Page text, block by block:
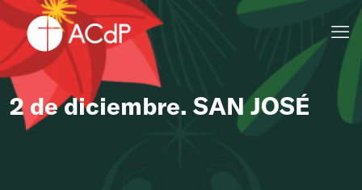
2 de diciembre. SAN JOSÉ